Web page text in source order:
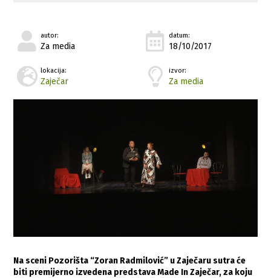
autor:
Za media
datum:
18/10/2017
lokacija:
Zaječar
izvor:
Za media
Na sceni Pozorišta “Zoran Radmilović” u Zaječaru sutra će
biti premijerno izvedena predstava Made In Zaječar, za koju